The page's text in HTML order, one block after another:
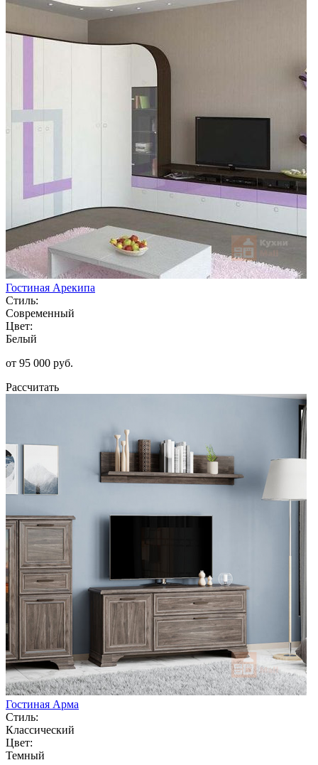
Гостиная Арекипа
Стиль:
Современный
Цвет:
Белый
от 95 000 руб.
Рассчитать
Гостиная Арма
Стиль:
Классический
Цвет:
Темный